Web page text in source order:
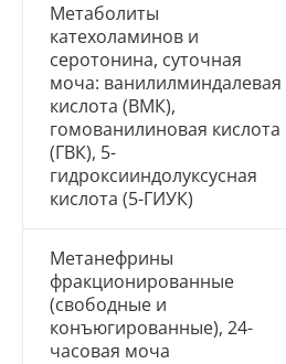
Метаболиты
катехоламинов и
серотонина, суточная
моча: ванилилминдалевая
кислота (ВМК),
гомованилиновая кислота
(ГВК), 5-
гидроксииндолуксусная
кислота (5-ГИУК)
Метанефрины
фракционированные
(свободные и
конъюгированные), 24-
часовая моча